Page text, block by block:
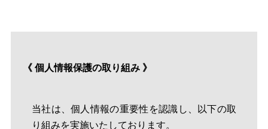
《 個人情報保護の取り組み 》
当社は、個人情報の重要性を認識し、以下の取
り組みを実施いたしております。